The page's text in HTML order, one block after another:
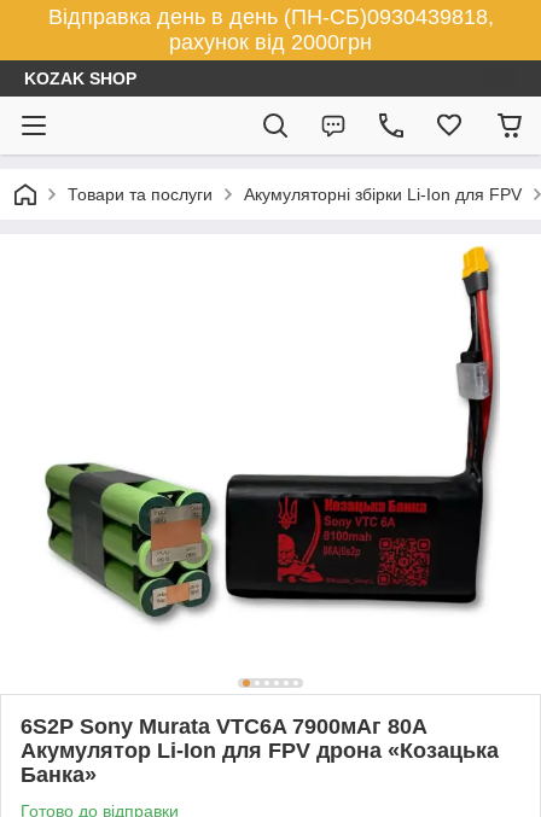
Відправка день в день (ПН-СБ)0930439818,
рахунок від 2000грн
KOZAK SHOP
Товари та послуги Акумуляторні збірки Li-Ion для FPV
6S2P Sony Murata VTC6A 7900мАг 80A
Акумулятор Li-Ion для FPV дрона «Козацька
Банка»
Готово до відправки